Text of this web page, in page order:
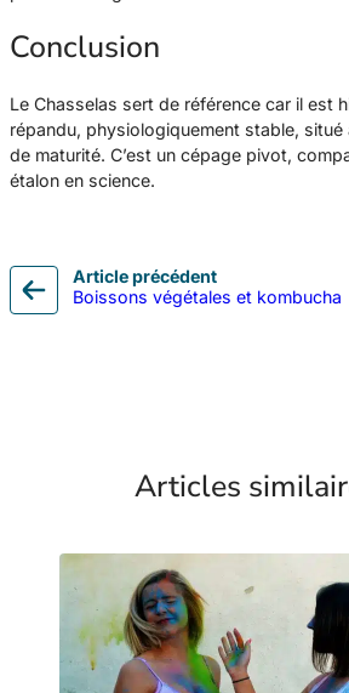
Conclusion
Le Chasselas sert de référence car il est
répandu, physiologiquement stable, situé
de maturité. C’est un cépage pivot,
étalon en science.
Article précédent
Boissons végétales et kombucha
Articles